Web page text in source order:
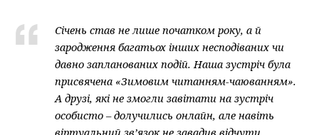
Січень став не лише початком року, а й
зародження багатьох інших несподіваних чи
давно запланованих подій. Наша зустріч була
присвячена «Зимовим читанням-чаюванням».
А друзі, які не змогли завітати на зустріч
особисто – долучились онлайн, але навіть